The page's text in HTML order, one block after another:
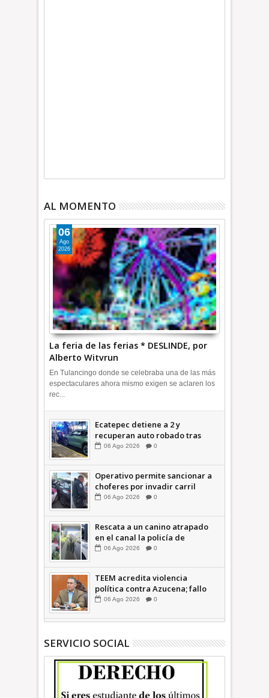
AL MOMENTO
La feria de las ferias * DESLINDE, por
Alberto Witvrun
06
Ago
2026
En Tulancingo donde se celebraba una de las más
espectaculares ahora mismo exigen se aclaren los
rec...
Ecatepec detiene a 2 y
recuperan auto robado tras
operativo con Tecámac +Video
06 Ago 2026 0
Operativo permite sancionar a
choferes por invadir carril
confinado: Ecatepec +Video |
06 Ago 2026 0
Rescata a un canino atrapado
en el canal la policía de
Ecatepec INFORMATIVA
06 Ago 2026 0
TEEM acredita violencia
política contra Azucena; fallo
confirma guerra sucia: Octavio
06 Ago 2026 0
SERVICIO SOCIAL